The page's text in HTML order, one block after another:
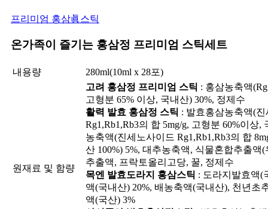
프리미엄 홍삼眞스틱
온가족이 즐기는 홍삼정 프리미엄 스틱세트
내용량 280ml(10ml x 28포)
원재료 및 함량
고려 홍삼정 프리미엄 스틱 : 홍삼농축액
고형분 65% 이상, 국내산) 30%, 정제수
활력 발효 홍삼정 스틱 : 발효홍삼농축액(
Rg1,Rb1,Rb3의 합 5mg/g, 고형분 60%이상,
농축액(진세노사이드 Rg1,Rb1,Rb3의 합
산 100%) 5%, 대추농축액, 식물혼합추출액
추출액, 프락토올리고당, 꿀, 정제수
목엔 발효도라지 홍삼스틱 : 도라지발효액(
액(국내산) 20%, 배농축액(국내산), 천년초
액(국산) 3%